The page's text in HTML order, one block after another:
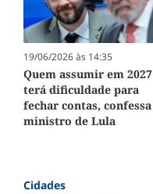
19/06/2026 às 14:35
Quem assumir em 2027
terá dificuldade para
fechar contas, confessa
ministro de Lula
Cidades